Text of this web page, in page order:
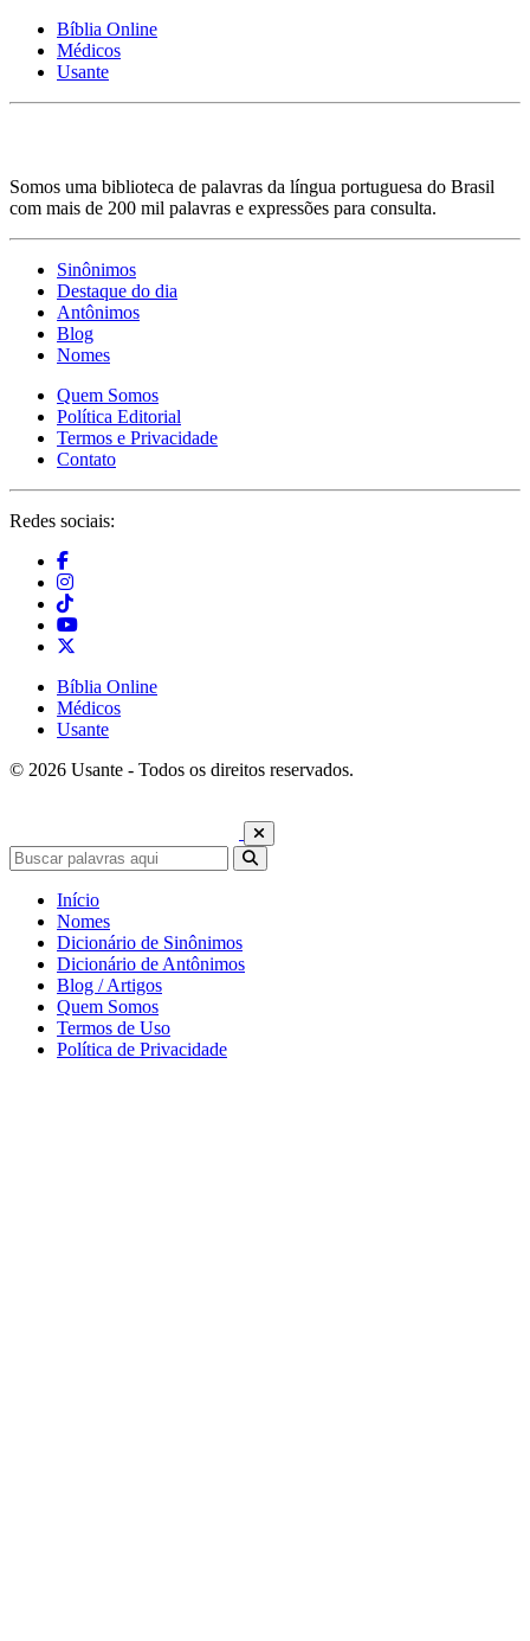
Bíblia Online
Médicos
Usante
Somos uma biblioteca de palavras da língua portuguesa do Brasil
com mais de 200 mil palavras e expressões para consulta.
Sinônimos
Destaque do dia
Antônimos
Blog
Nomes
Quem Somos
Política Editorial
Termos e Privacidade
Contato
Redes sociais:
Bíblia Online
Médicos
Usante
© 2026 Usante - Todos os direitos reservados.
Início
Nomes
Dicionário de Sinônimos
Dicionário de Antônimos
Blog / Artigos
Quem Somos
Termos de Uso
Política de Privacidade